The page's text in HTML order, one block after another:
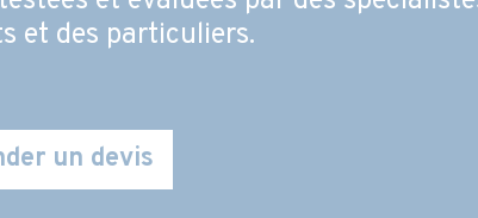
et des particuliers.
un devis